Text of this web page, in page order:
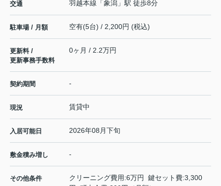
交通 羽越本線 「象潟 」駅 徒歩8分
駐車場 / 月額 空有(5台) / 2,200円 (税込)
更新料 /
更新事務手数料
0ヶ月 / 2.2万円
契約期間 -
現況 賃貸中
入居可能日 2026年08月下旬
敷金積み増し -
その他条件
クリーニング費用:6万円 鍵セット費:3,300